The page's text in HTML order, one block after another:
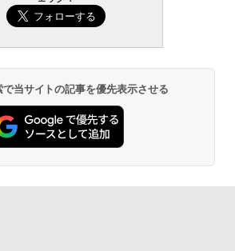
当サイトの記事を優先表示させる